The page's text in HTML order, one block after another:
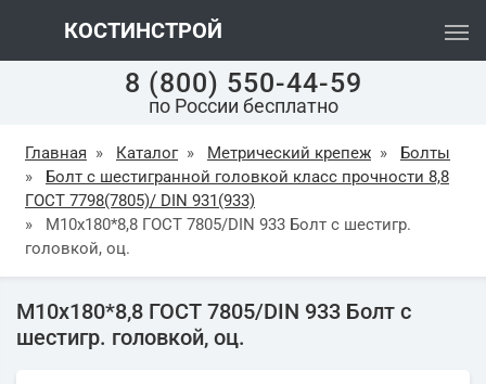
КОСТИНСТРОЙ
8 (800) 550-44-59
по России бесплатно
Главная » Каталог » Метрический крепеж »
Болты
»
Болт с шестигранной головкой класс прочности 8,8
ГОСТ 7798(7805)/ DIN 931(933)
»
М10х180*8,8 ГОСТ 7805/DIN 933 Болт с шестигр.
головкой, оц.
М10х180*8,8 ГОСТ 7805/DIN 933 Болт с
шестигр. головкой, оц.